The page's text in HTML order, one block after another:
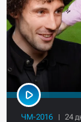
ЧМ-2016